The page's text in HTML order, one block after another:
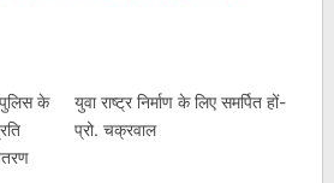
पुलिस के
युवा राष्ट्र निर्माण के लिए समर्पित हों-
प्रो. चक्रवाल